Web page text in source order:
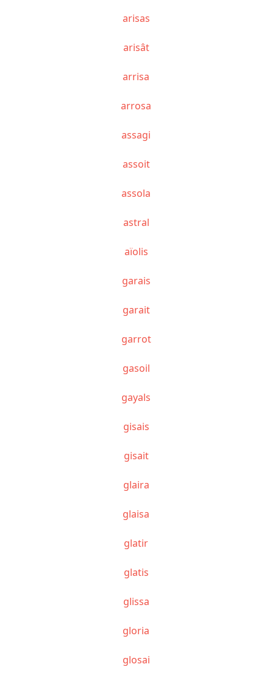
arisas
arisât
arrisa
arrosa
assagi
assoit
assola
astral
aïolis
garais
garait
garrot
gasoil
gayals
gisais
gisait
glaira
glaisa
glatir
glatis
glissa
gloria
glosai